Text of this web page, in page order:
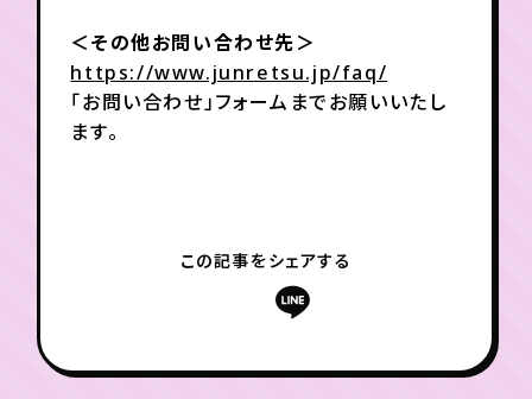
＜その他お問い合わせ先＞
https://www.junretsu.jp/faq/
「お問い合わせ」フォームまでお願いいたし
ます。
この記事をシェアする